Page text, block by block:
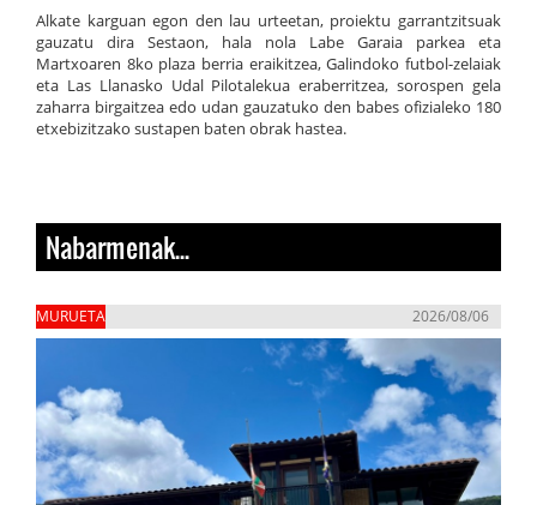
Alkate karguan egon den lau urteetan, proiektu garrantzitsuak
gauzatu dira Sestaon, hala nola Labe Garaia parkea eta
Martxoaren 8ko plaza berria eraikitzea, Galindoko futbol-zelaiak
eta Las Llanasko Udal Pilotalekua eraberritzea, sorospen gela
zaharra birgaitzea edo udan gauzatuko den babes ofizialeko 180
etxebizitzako sustapen baten obrak hastea.
Nabarmenak...
MURUETA 2026/08/06